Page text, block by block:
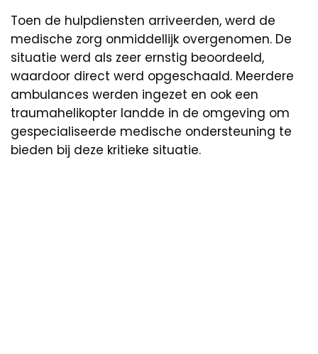
Toen de hulpdiensten arriveerden, werd de
medische zorg onmiddellijk overgenomen. De
situatie werd als zeer ernstig beoordeeld,
waardoor direct werd opgeschaald. Meerdere
ambulances werden ingezet en ook een
traumahelikopter landde in de omgeving om
gespecialiseerde medische ondersteuning te
bieden bij deze kritieke situatie.